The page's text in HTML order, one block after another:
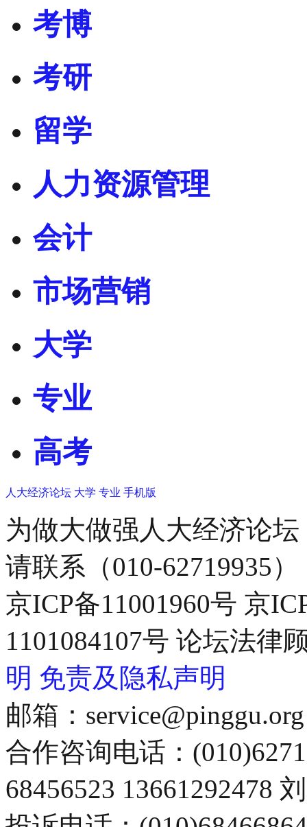
考博
考研
留学
人力资源管理
会计
市场营销
大学
专业
高考
人大经济论坛 大学 专业 手机版
为做大做强人大经济论
请联系（010-62719935）
京ICP备11001960号 京
1101084107号 论坛法律
明 免责及隐私声明
邮箱：service@pinggu.org
合作咨询电话：
68456523 13661292478